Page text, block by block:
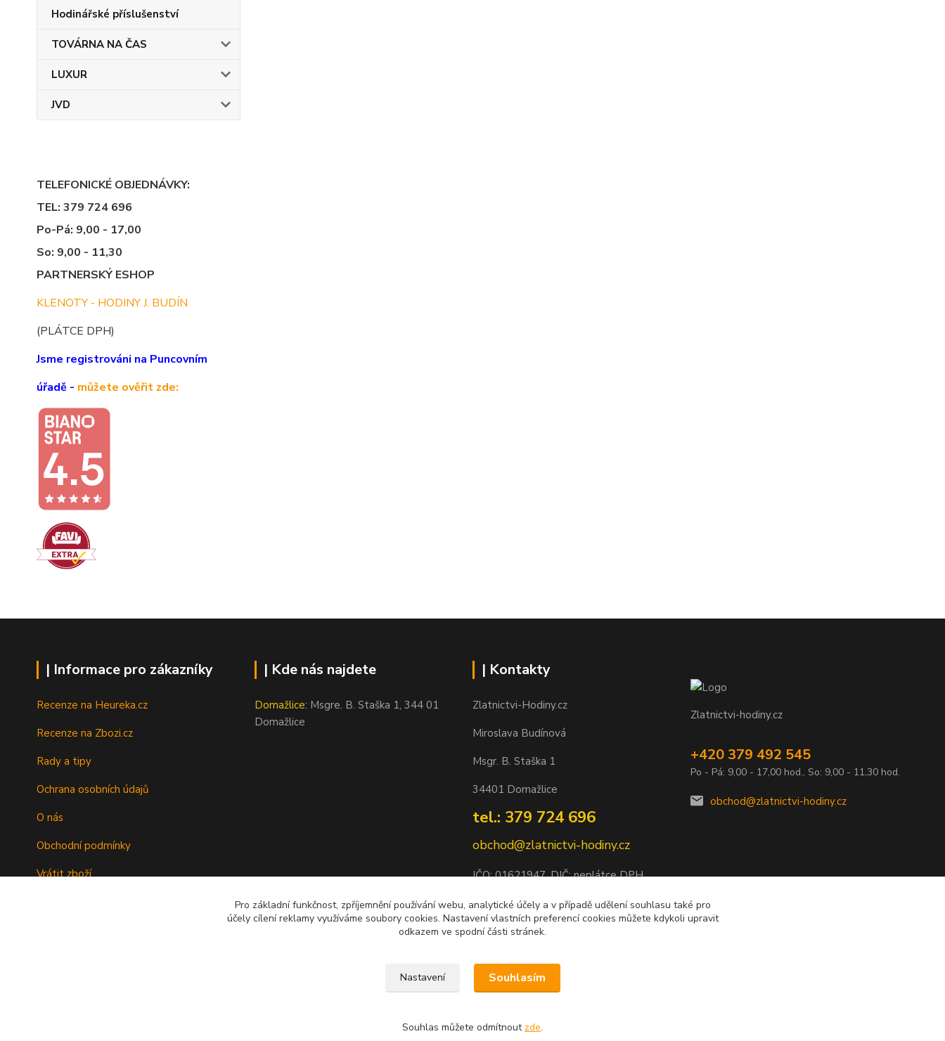
Hodinářské příslušenství
TOVÁRNA NA ČAS
LUXUR
JVD
TELEFONICKÉ OBJEDNÁVKY:
TEL: 379 724 696
Po-Pá: 9,00 - 17,00
So: 9,00 - 11,30
PARTNERSKÝ ESHOP
KLENOTY - HODINY J. BUDÍN
(PLÁTCE DPH)
Jsme registrováni na Puncovním
úřadě - můžete ověřit zde:
| Informace pro zákazníky
Recenze na Heureka.cz
Recenze na Zbozi.cz
Rady a tipy
Ochrana osobních údajů
O nás
Obchodní podmínky
Vrátit zboží
| Kde nás najdete
Domažlice: Msgre. B. Staška 1, 344 01
Domažlice
| Kontakty
Zlatnictvi-Hodiny.cz
Miroslava Budínová
Msgr. B. Staška 1
34401 Domažlice
tel.: 379 724 696
obchod@zlatnictvi-hodiny.cz
IČO: 01621947, DIČ: neplátce DPH
Bankovní spojení: 2500452838/2010
Zlatnictvi-hodiny.cz
+420 379 492 545
Po - Pá: 9,00 - 17,00 hod., So: 9,00 - 11,30 hod.
obchod@zlatnictvi-hodiny.cz
Pro základní funkčnost, zpříjemnění používání webu, analytické účely a v případě udělení souhlasu také pro
účely cílení reklamy využíváme soubory cookies. Nastavení vlastních preferencí cookies můžete kdykoli upravit
odkazem ve spodní části stránek.
Nastavení Souhlasím
Souhlas můžete odmítnout zde.